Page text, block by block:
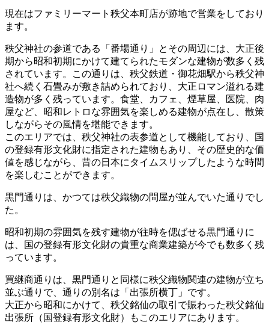
現在はファミリーマート秩父本町店が跡地で営業をしており
ます。
秩父神社の参道である「番場通り」とその周辺には、大正後
期から昭和初期にかけて建てられたモダンな建物が数多く残
されています。この通りは、秩父鉄道・御花畑駅から秩父神
社へ続く石畳みが敷き詰められており、大正ロマン溢れる建
造物が多く残っています。食堂、カフェ、煙草屋、医院、肉
屋など、昭和レトロな雰囲気を楽しめる建物が点在し、散策
しながらその風情を堪能できます。
このエリアでは、秩父神社の表参道として機能しており、国
の登録有形文化財に指定された建物もあり、その歴史的な価
値を感じながら、昔の日本にタイムスリップしたような時間
を楽しむことができます。
黒門通りは、かつては秩父織物の問屋が並んでいた通りでし
た。
昭和初期の雰囲気を残す建物が往時を偲ばせる黒門通りに
は、国の登録有形文化財の貴重な商業建築が今でも数多く残
っています。
買継商通りは、黒門通りと同様に秩父織物関連の建物が立ち
並ぶ通りで、通りの別名は「出張所横丁」です。
大正から昭和にかけて、秩父銘仙の取引で賑わった秩父銘仙
出張所（国登録有形文化財）もこのエリアにあります。